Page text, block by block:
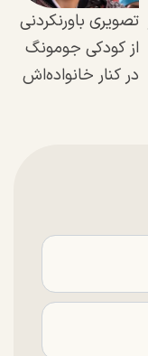
تصویری باورنکردنی
از کودکی‌ جومونگ
در کنار خانواده‌اش